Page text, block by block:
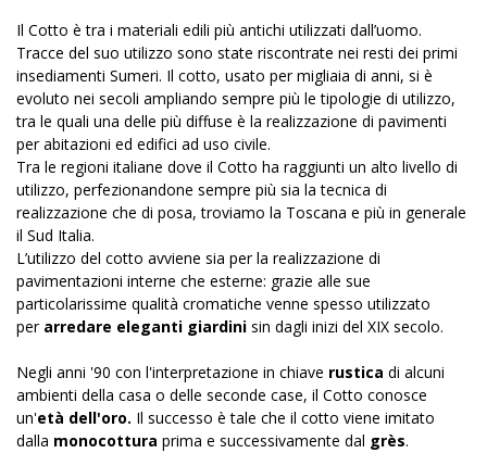
Il Cotto è tra i materiali edili più antichi utilizzati dall’uomo.
Tracce del suo utilizzo sono state riscontrate nei resti dei primi
insediamenti Sumeri. Il cotto, usato per migliaia di anni, si è
evoluto nei secoli ampliando sempre più le tipologie di utilizzo,
tra le quali una delle più diffuse è la realizzazione di pavimenti
per abitazioni ed edifici ad uso civile.
Tra le regioni italiane dove il Cotto ha raggiunti un alto livello di
utilizzo, perfezionandone sempre più sia la tecnica di
realizzazione che di posa, troviamo la Toscana e più in generale
il Sud Italia.
L’utilizzo del cotto avviene sia per la realizzazione di
pavimentazioni interne che esterne: grazie alle sue
particolarissime qualità cromatiche venne spesso utilizzato
per arredare eleganti giardini sin dagli inizi del XIX secolo.
Negli anni '90 con l'interpretazione in chiave rustica di alcuni
ambienti della casa o delle seconde case, il Cotto conosce
un'età dell'oro. Il successo è tale che il cotto viene imitato
dalla monocottura prima e successivamente dal grès.